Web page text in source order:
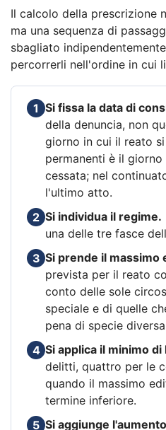
Il calcolo della prescrizione
ma una sequenza di
sbagliato
percorrerli nell'ordine in cui
1 Si fissa la data di
della denuncia, non
giorno in cui il reato
permanenti è il
cessata; nel
l'ultimo atto.
2 Si individua il regime.
una delle tre fasce
3 Si prende il massimo
prevista per il reato
conto delle sole
speciale e di quelle
pena di specie
4 Si applica il minimo di
delitti, quattro per le
quando il massimo
termine inferiore.
5 Si aggiunge